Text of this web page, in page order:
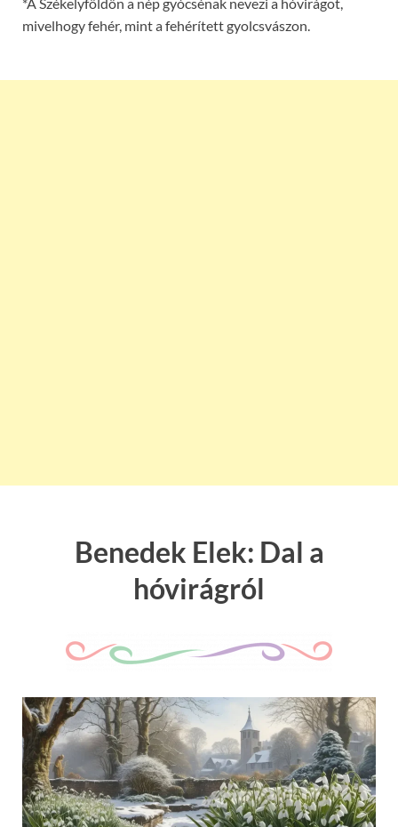
*A Székelyföldön a nép gyócsénak nevezi a hóvirágot,
mivelhogy fehér, mint a fehérített gyolcsvászon.
Benedek Elek: Dal a
hóvirágról